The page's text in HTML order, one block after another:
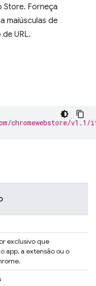
Store. Forneça
maiúsculas de
URL.
chromewebstore/
exclusivo que
app, a extensão ou o